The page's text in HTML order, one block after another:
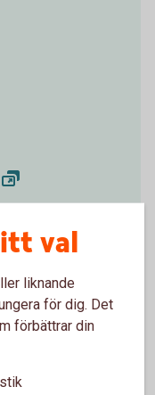
val
liknande
för dig. Det
förbättrar din